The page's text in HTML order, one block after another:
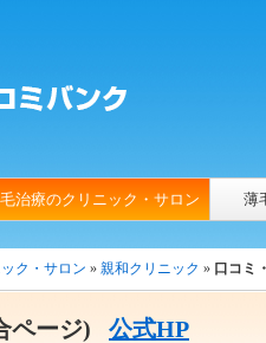
治療のクリニック・サロン 薄
ク・サロン » 親和クリニック » 口コミ
ページ) 公式HP